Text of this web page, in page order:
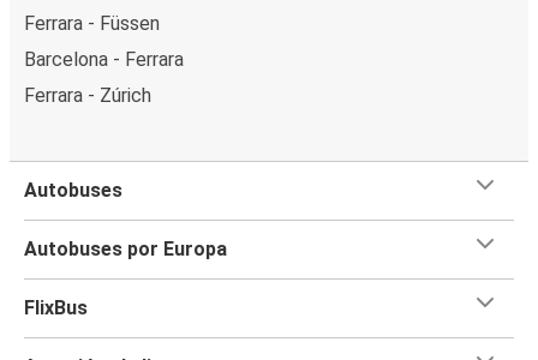
Ferrara - Füssen
Barcelona - Ferrara
Ferrara - Zúrich
Autobuses
Autobuses por Europa
FlixBus